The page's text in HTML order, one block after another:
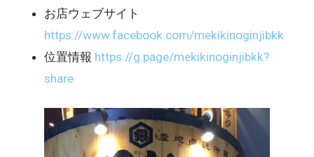
お店ウェブサイト
https://www.facebook.com/mekikinoginjibkk
位置情報 https://g.page/mekikinoginjibkk?
share